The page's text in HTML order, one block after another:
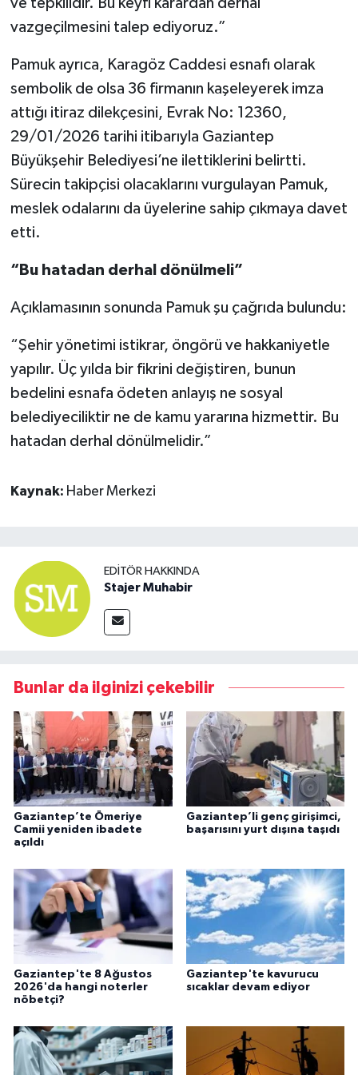
ve tepkilidir. Bu keyfi karardan derhal
vazgeçilmesini talep ediyoruz.”
Pamuk ayrıca, Karagöz Caddesi esnafı olarak
sembolik de olsa 36 firmanın kaşeleyerek imza
attığı itiraz dilekçesini, Evrak No: 12360,
29/01/2026 tarihi itibarıyla Gaziantep
Büyükşehir Belediyesi’ne ilettiklerini belirtti.
Sürecin takipçisi olacaklarını vurgulayan Pamuk,
meslek odalarını da üyelerine sahip çıkmaya davet
etti.
“Bu hatadan derhal dönülmeli”
Açıklamasının sonunda Pamuk şu çağrıda bulundu:
“Şehir yönetimi istikrar, öngörü ve hakkaniyetle
yapılır. Üç yılda bir fikrini değiştiren, bunun
bedelini esnafa ödeten anlayış ne sosyal
belediyeciliktir ne de kamu yararına hizmettir. Bu
hatadan derhal dönülmelidir.”
Kaynak: Haber Merkezi
EDITÖR HAKKINDA
Stajer Muhabir
Bunlar da ilginizi çekebilir
Gaziantep’te Ömeriye
Camii yeniden ibadete
açıldı
Gaziantep’li genç girişimci,
başarısını yurt dışına taşıdı
Gaziantep'te 8 Ağustos
2026'da hangi noterler
nöbetçi?
Gaziantep'te kavurucu
sıcaklar devam ediyor